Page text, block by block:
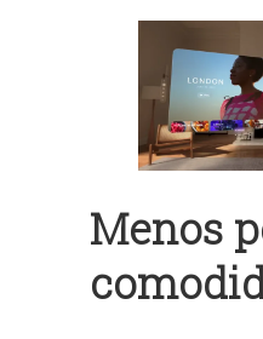
Menos